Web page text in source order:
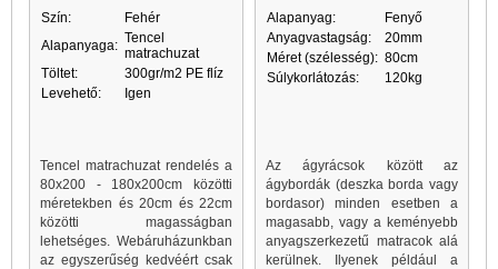
Szín:
Fehér
Alapanyaga: Tencel
matrachuzat
Töltet:
300gr/m2 PE flíz
Levehető:
Igen
Tencel matrachuzat rendelés a
80x200 - 180x200cm közötti
méretekben és 20cm és 22cm
közötti magasságban
lehetséges. Webáruházunkban
az egyszerűség kedvéért csak
Alapanyag:
Fenyő
Anyagvastagság:
20mm
Méret (szélesség): 80cm
Súlykorlátozás:
120kg
Az ágyrácsok között az
ágybordák (deszka borda vagy
bordasor) minden esetben a
magasabb, vagy a keményebb
anyagszerkezetű matracok alá
kerülnek. Ilyenek például a